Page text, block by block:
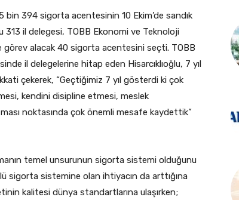
394 sigorta acentesinin 10 Ekim’de sandık
313 il delegesi, TOBB Ekonomi ve Teknoloji
alacak 40 sigorta acentesini seçti. TOBB
il delegelerine hitap eden Hisarcıklıoğlu, 7 yıl
çekerek, “Geçtiğimiz 7 yıl gösterdi ki çok
kendini disipline etmesi, meslek
noktasında çok önemli mesafe kaydettik”
temel unsurunun sigorta sistemi olduğunu
sigorta sistemine olan ihtiyacın da arttığına
kalitesi dünya standartlarına ulaşırken;